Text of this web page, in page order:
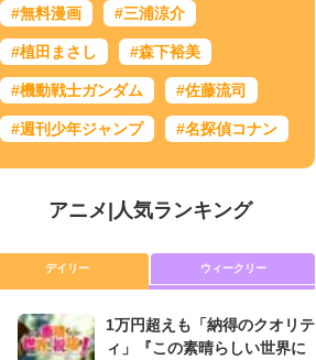
#無料漫画 #三浦涼介
#植田まさし #森下裕美
#機動戦士ガンダム #佐藤流司
#週刊少年ジャンプ #名探偵コナン
アニメ| 人気ランキング
デイリー ウィークリー
1万円超えも「納得のクオリテ
ィ」『この素晴らしい世界に